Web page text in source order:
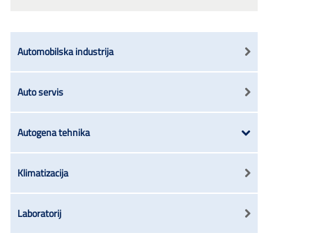
Automobilska industrija
Auto servis
Autogena tehnika
Klimatizacija
Laboratorij